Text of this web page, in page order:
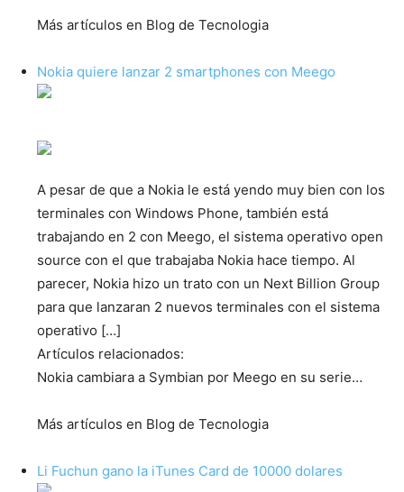
Más artículos en Blog de Tecnologia
Nokia quiere lanzar 2 smartphones con Meego
A pesar de que a Nokia le está yendo muy bien con los
terminales con Windows Phone, también está
trabajando en 2 con Meego, el sistema operativo open
source con el que trabajaba Nokia hace tiempo. Al
parecer, Nokia hizo un trato con un Next Billion Group
para que lanzaran 2 nuevos terminales con el sistema
operativo […]
Artículos relacionados:
Nokia cambiara a Symbian por Meego en su serie…
Más artículos en Blog de Tecnologia
Li Fuchun gano la iTunes Card de 10000 dolares